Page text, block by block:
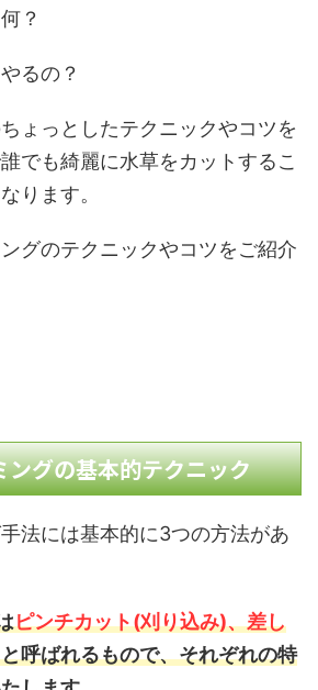
？
るの？
ょっとしたテクニックやコツを
でも綺麗に水草をカットするこ
ります。
グのテクニックやコツをご紹介
ングの基本的テクニック
法には基本的に3つの方法があ
ピンチカット(刈り込み)、差し
と呼ばれるもので、それぞれの特